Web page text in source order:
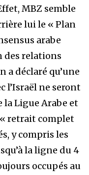
MBZ semble
lui le « Plan
arabe
des relations
a déclaré qu’une
l’Israël ne seront
la Ligue Arabe et
« retrait complet
y compris les
la ligne du 4
occupés au